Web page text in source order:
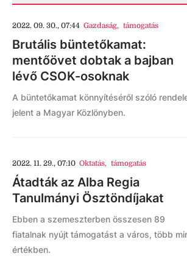
2022. 09. 30., 07:44 Gazdaság, támogatás
Brutális büntetőkamat:
mentőövet dobtak a bajban
lévő CSOK-osoknak
A büntetőkamat könnyítéséről szóló
jelent a Magyar Közlönyben.
2022. 11. 29., 07:10 Oktatás, támogatás
Átadták az Alba Regia
Tanulmányi Ösztöndíjakat
Ebben a szemeszterben összesen 89
fiatalnak nyújt támogatást a város, több
értékben.